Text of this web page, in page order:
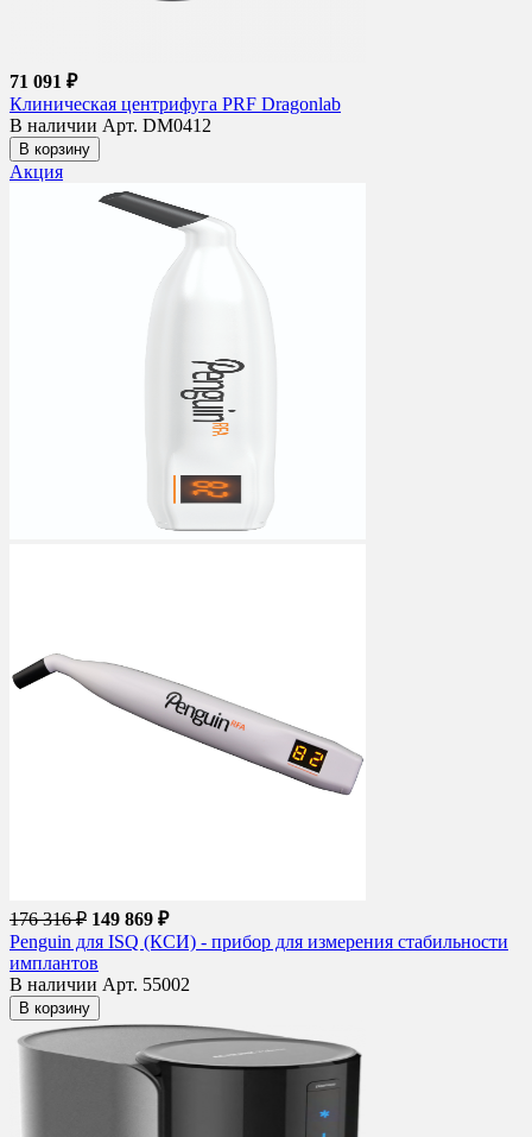
71 091 ₽
Клиническая центрифуга PRF Dragonlab
В наличии Арт. DM0412
В корзину
Акция
176 316 ₽ 149 869 ₽
Penguin для ISQ (КСИ) - прибор для измерения стабильности
имплантов
В наличии Арт. 55002
В корзину